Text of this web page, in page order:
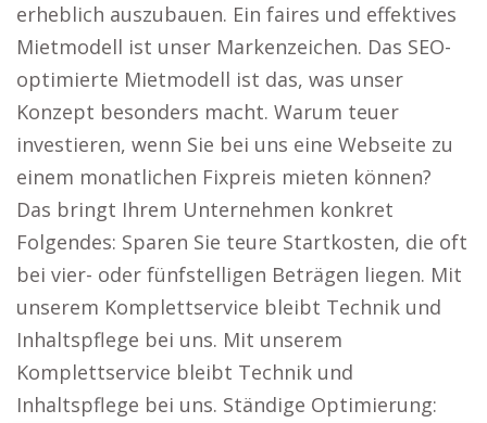
erheblich auszubauen. Ein faires und effektives
Mietmodell ist unser Markenzeichen. Das SEO-
optimierte Mietmodell ist das, was unser
Konzept besonders macht. Warum teuer
investieren, wenn Sie bei uns eine Webseite zu
einem monatlichen Fixpreis mieten können?
Das bringt Ihrem Unternehmen konkret
Folgendes: Sparen Sie teure Startkosten, die oft
bei vier- oder fünfstelligen Beträgen liegen. Mit
unserem Komplettservice bleibt Technik und
Inhaltspflege bei uns. Mit unserem
Komplettservice bleibt Technik und
Inhaltspflege bei uns. Ständige Optimierung: